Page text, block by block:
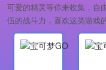
可爱的精灵等你来收集，自
伍的战斗力，喜欢这类游戏